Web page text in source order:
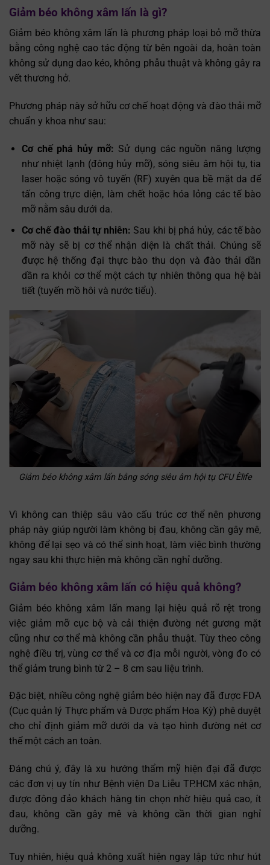
Giảm béo không xâm lấn là gì?
Giảm béo không xâm lấn là phương pháp loại bỏ mỡ thừa
bằng công nghệ cao tác động từ bên ngoài da, hoàn toàn
không sử dụng dao kéo, không phẫu thuật và không gây ra
vết thương hở.
Phương pháp này sở hữu cơ chế hoạt động và đào thải mỡ
chuẩn y khoa như sau:
Cơ chế phá hủy mỡ: Sử dụng các nguồn năng lượng
như nhiệt lạnh (đông hủy mỡ), sóng siêu âm hội tụ, tia
laser hoặc sóng vô tuyến (RF) xuyên qua bề mặt da để
tấn công trực diện, làm chết hoặc hóa lỏng các tế bào
mỡ nằm sâu dưới da.
Cơ chế đào thải tự nhiên: Sau khi bị phá hủy, các tế bào
mỡ này sẽ bị cơ thể nhận diện là chất thải. Chúng sẽ
được hệ thống đại thực bào thu dọn và đào thải dần
dần ra khỏi cơ thể một cách tự nhiên thông qua hệ bài
tiết (tuyến mồ hôi và nước tiểu).
Giảm béo không xâm lấn bằng sóng siêu âm hội tụ CFU Èlife
Vì không can thiệp sâu vào cấu trúc cơ thể nên phương
pháp này giúp người làm không bị đau, không cần gây mê,
không để lại sẹo và có thể sinh hoạt, làm việc bình thường
ngay sau khi thực hiện mà không cần nghỉ dưỡng.
Giảm béo không xâm lấn có hiệu quả không?
Giảm béo không xâm lấn mang lại hiệu quả rõ rệt trong
việc giảm mỡ cục bộ và cải thiện đường nét gương mặt
cũng như cơ thể mà không cần phẫu thuật. Tùy theo công
nghệ điều trị, vùng cơ thể và cơ địa mỗi người, vòng đo có
thể giảm trung bình từ 2 – 8 cm sau liệu trình.
Đặc biệt, nhiều công nghệ giảm béo hiện nay đã được FDA
(Cục quản lý Thực phẩm và Dược phẩm Hoa Kỳ) phê duyệt
cho chỉ định giảm mỡ dưới da và tạo hình đường nét cơ
thể một cách an toàn.
Đáng chú ý, đây là xu hướng thẩm mỹ hiện đại đã được
các đơn vị uy tín như Bệnh viện Da Liễu TP.HCM xác nhận,
được đông đảo khách hàng tin chọn nhờ hiệu quả cao, ít
đau, không cần gây mê và không cần thời gian nghỉ
dưỡng.
Tuy nhiên, hiệu quả không xuất hiện ngay lập tức như hút